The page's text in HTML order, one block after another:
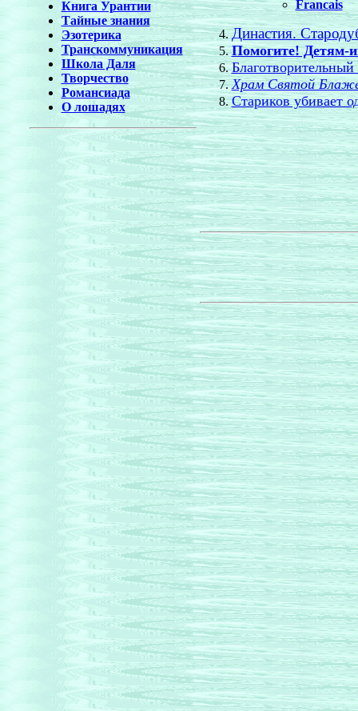
Книга Урантии
Тайные знания
Эзотерика
Транскоммуникация
Школа Даля
Творчество
Романсиада
О лошадях
Francais
Династия.
Помогите! Детям-
Храм Святой
Стариков убивает